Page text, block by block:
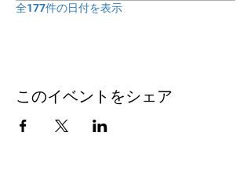
全177件の日付を表示
このイベントをシェア